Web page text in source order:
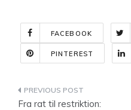
FACEBOOK
PINTEREST
Fra rat til restriktion: